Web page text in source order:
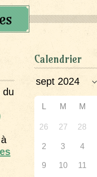
du
Calendrier
L M M
26 27 28
2 3 4
9 10 11